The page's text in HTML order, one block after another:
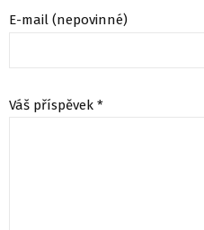
E-mail (nepovinné)
Váš příspěvek *